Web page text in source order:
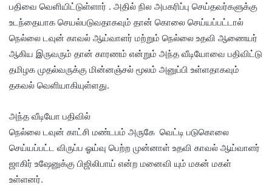
பதிவை வெளியிட்டுள்ளார் . அதில் நில அபகரிப்பு செய்தவர்களுக்கு
உடந்தையாக செயல்படுவதாகவும் தான் கொலை செய்யப்பட்டால்
நெல்லை டவுன் காவல் ஆய்வாளர் மற்றும் நெல்லை உதவி ஆணையர்
ஆகிய இருவரும் தான் காரணம் என்றும் அந்த வீடியோவை பதிவிட்டு
தமிழக முதல்வருக்கு மின்னஞ்சல் மூலம் அனுப்பி உள்ளதாகவும்
தகவல் வெளியாகியுள்ளது.
அந்த வீடியோ பதிவில்
நெல்லை டவுன் காட்சி மண்டபம் அருகே வெட்டி படுகொலை
செய்யப்பட்ட விருப்ப ஓய்வு பெற்ற முன்னாள் உதவி காவல் ஆய்வாளர்
ஜாகிர் உஷேனுக்கு பிஜிலிபாய் என்ற மனைவி யும் மகன் மகள்
உள்ளனர்.